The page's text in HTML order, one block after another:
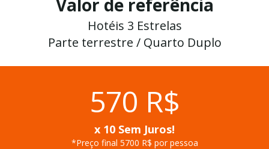
Valor de referência
Hotéis 3 Estrelas
Parte terrestre / Quarto Duplo
570 R$
x 10 Sem Juros!
*Preço final 5700 R$ por pessoa